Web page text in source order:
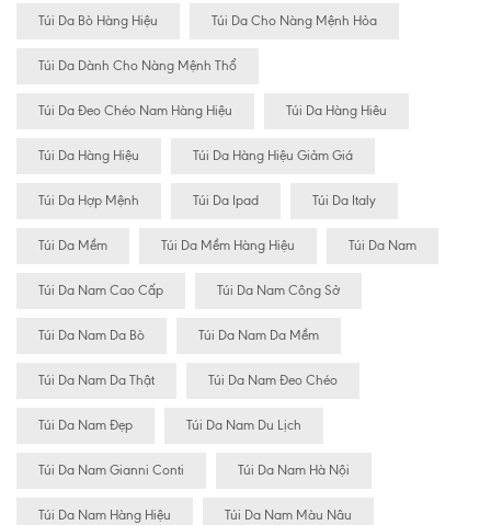
Túi Da Bò Hàng Hiệu Túi Da Cho Nàng Mệnh Hỏa
Túi Da Dành Cho Nàng Mệnh Thổ
Túi Da Đeo Chéo Nam Hàng Hiệu Túi Da Hàng Hiêu
Túi Da Hàng Hiệu Túi Da Hàng Hiệu Giảm Giá
Túi Da Hợp Mệnh Túi Da Ipad Túi Da Italy
Túi Da Mềm Túi Da Mềm Hàng Hiệu Túi Da Nam
Túi Da Nam Cao Cấp Túi Da Nam Công Sở
Túi Da Nam Da Bò Túi Da Nam Da Mềm
Túi Da Nam Da Thật Túi Da Nam Đeo Chéo
Túi Da Nam Đẹp Túi Da Nam Du Lịch
Túi Da Nam Gianni Conti Túi Da Nam Hà Nội
Túi Da Nam Hàng Hiệu Túi Da Nam Màu Nâu